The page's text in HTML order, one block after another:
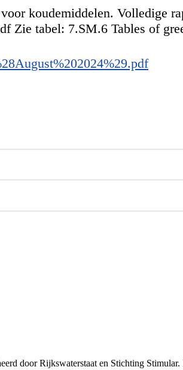
koudemiddelen. Volledige
Zie tabel: 7.SM.6 Tables of
door Rijkswaterstaat en Stichting